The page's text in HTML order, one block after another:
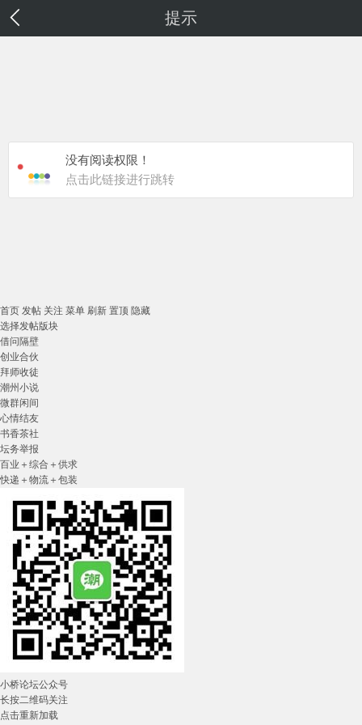
提示
没有阅读权限！
点击此链接进行跳转
首页 发帖 关注 菜单 刷新 置顶 隐藏
选择发帖版块
借问隔壁
创业合伙
拜师收徒
潮州小说
微群闲间
心情结友
书香茶社
坛务举报
百业＋综合＋供求
快递＋物流＋包装
小桥论坛公众号
长按二维码关注
点击重新加载